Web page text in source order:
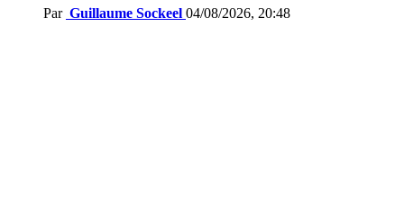
Par Guillaume Sockeel 04/08/2026, 20:48